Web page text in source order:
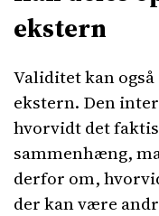
ekstern
Validitet kan
ekstern. Den
hvorvidt det
sammenhæng,
derfor om,
der kan være